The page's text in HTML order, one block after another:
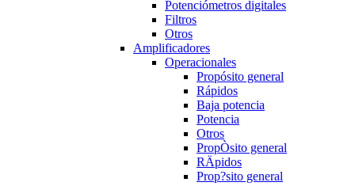
Potenciómetros digitales
Filtros
Otros
Amplificadores
Operacionales
Propósito general
Rápidos
Baja potencia
Potencia
Otros
PropÒsito general
RÄpidos
Prop?sito general